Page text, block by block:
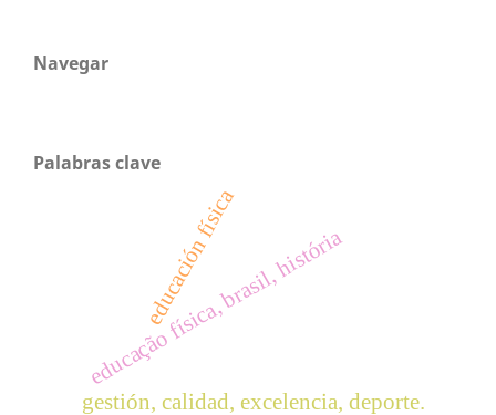
Navegar
Palabras clave
educación física
educação física, brasil, história
gestión, calidad, excelencia, deporte.